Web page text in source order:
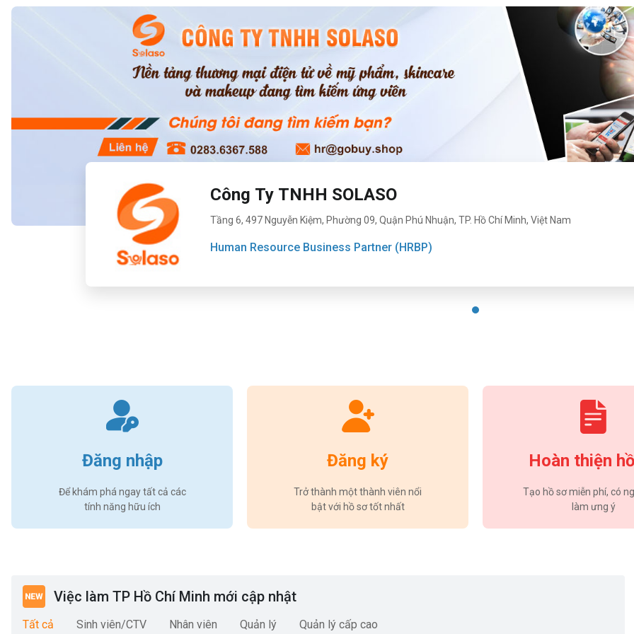
Công Ty TNHH SOLASO
Tầng 6, 497 Nguyễn Kiệm, Phường 09, Quận Phú Nhuận, TP. Hồ Chí Minh, Việt Nam
Human Resource Business Partner (HRBP)
Đăng nhập
Để khám phá ngay tất cả các
tính năng hữu ích
Đăng ký
Trở thành một thành viên nổi
bật với hồ sơ tốt nhất
Hoàn thiện
Tạo hồ sơ miễn phí, có
làm ưng ý
Việc làm TP Hồ Chí Minh mới cập nhật
Tất cả Sinh viên/CTV Nhân viên Quản lý Quản lý cấp cao